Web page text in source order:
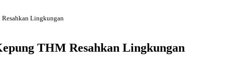
Resahkan Lingkungan
THM Resahkan Lingkungan